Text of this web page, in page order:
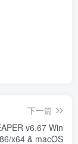
下一篇
v6.67 Win
x64 & macOS